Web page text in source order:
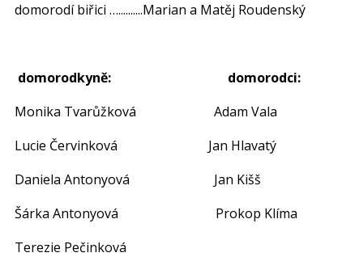
domorodí biřici …..........Marian a Matěj Roudenský
domorodkyně: domorodci:
Monika Tvarůžková Adam Vala
Lucie Červinková Jan
Daniela Antonyová Jan
Šárka Antonyová Prokop Klíma
Terezie Pečinková